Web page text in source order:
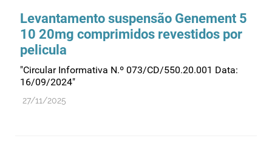
Levantamento suspensão Genement 5
10 20mg comprimidos revestidos por
pelicula
"Circular Informativa N.º 073/CD/550.20.001 Data:
16/09/2024"
27/11/2025